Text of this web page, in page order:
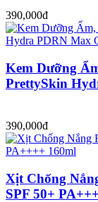
390,000đ
Kem Dưỡng
PrettySkin
390,000đ
Xịt Chống
SPF 50+